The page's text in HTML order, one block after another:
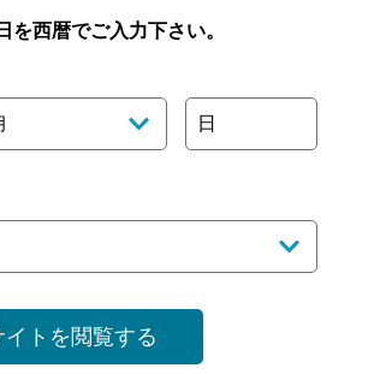
更されることがありますので、念のためお店にご確認の上ご
情報提供：ぐるなび
を西暦でご入力下さい。
日
イトを閲覧する